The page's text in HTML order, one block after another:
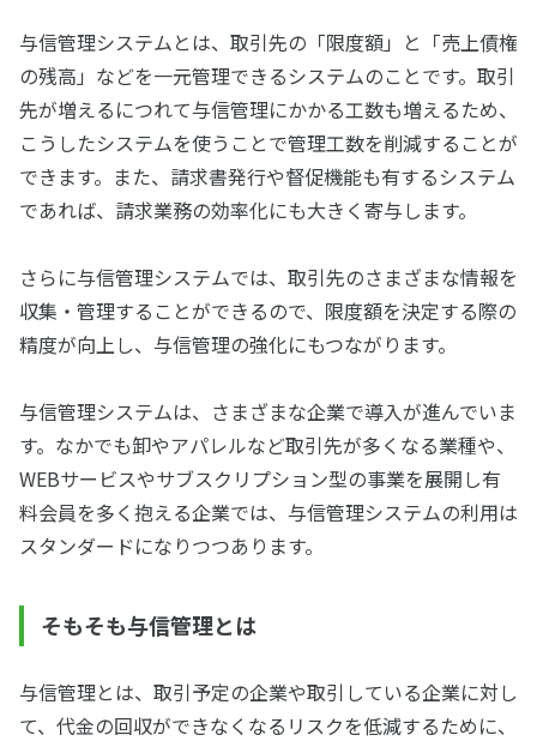
与信管理システムとは、取引先の「限度額」と「売上債権
の残高」などを一元管理できるシステムのことです。取引
先が増えるにつれて与信管理にかかる工数も増えるため、
こうしたシステムを使うことで管理工数を削減することが
できます。また、請求書発行や督促機能も有するシステム
であれば、請求業務の効率化にも大きく寄与します。
さらに与信管理システムでは、取引先のさまざまな情報を
収集・管理することができるので、限度額を決定する際の
精度が向上し、与信管理の強化にもつながります。
与信管理システムは、さまざまな企業で導入が進んでいま
す。なかでも卸やアパレルなど取引先が多くなる業種や、
WEBサービスやサブスクリプション型の事業を展開し有
料会員を多く抱える企業では、与信管理システムの利用は
スタンダードになりつつあります。
そもそも与信管理とは
与信管理とは、取引予定の企業や取引している企業に対し
て、代金の回収ができなくなるリスクを低減するために、